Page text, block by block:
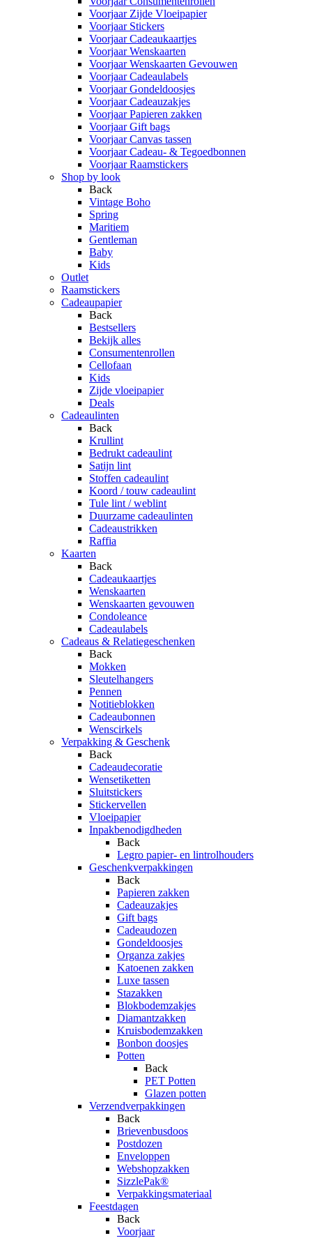
Voorjaar Zijde Vloeipapier
Voorjaar Stickers
Voorjaar Cadeaukaartjes
Voorjaar Wenskaarten
Voorjaar Wenskaarten Gevouwen
Voorjaar Cadeaulabels
Voorjaar Gondeldoosjes
Voorjaar Cadeauzakjes
Voorjaar Papieren zakken
Voorjaar Gift bags
Voorjaar Canvas tassen
Voorjaar Cadeau- & Tegoedbonnen
Voorjaar Raamstickers
Shop by look
Back
Vintage Boho
Spring
Maritiem
Gentleman
Baby
Kids
Outlet
Raamstickers
Cadeaupapier
Back
Bestsellers
Bekijk alles
Consumentenrollen
Cellofaan
Kids
Zijde vloeipapier
Deals
Cadeaulinten
Back
Krullint
Bedrukt cadeaulint
Satijn lint
Stoffen cadeaulint
Koord / touw cadeaulint
Tule lint / weblint
Duurzame cadeaulinten
Cadeaustrikken
Raffia
Kaarten
Back
Cadeaukaartjes
Wenskaarten
Wenskaarten gevouwen
Condoleance
Cadeaulabels
Cadeaus & Relatiegeschenken
Back
Mokken
Sleutelhangers
Pennen
Notitieblokken
Cadeaubonnen
Wenscirkels
Verpakking & Geschenk
Back
Cadeaudecoratie
Wensetiketten
Sluitstickers
Stickervellen
Vloeipapier
Inpakbenodigdheden
Back
Legro papier- en lintrolhouders
Geschenkverpakkingen
Back
Papieren zakken
Cadeauzakjes
Gift bags
Cadeaudozen
Gondeldoosjes
Organza zakjes
Katoenen zakken
Luxe tassen
Stazakken
Blokbodemzakjes
Diamantzakken
Kruisbodemzakken
Bonbon doosjes
Potten
Back
PET Potten
Glazen potten
Verzendverpakkingen
Back
Brievenbusdoos
Postdozen
Enveloppen
Webshopzakken
SizzlePak®
Verpakkingsmateriaal
Feestdagen
Back
Voorjaar